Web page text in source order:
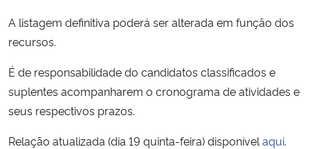
Ministério do Desenvolvimento Regional
Ministério da Mulher, da Família e dos Direitos Humanos
A listagem definitiva poderá ser alterada em função dos
recursos.
É de responsabilidade do candidatos classificados e
suplentes acompanharem o cronograma de atividades e
seus respectivos prazos.
Relação atualizada (dia 19 quinta-feira) disponível aqui.